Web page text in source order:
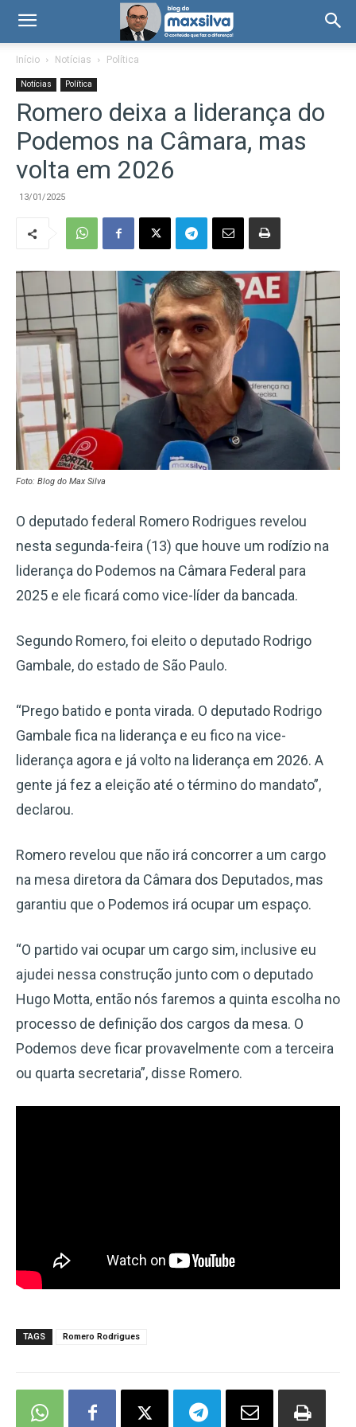
Início Notícias Política
Notícias Política
Romero deixa a liderança do
Podemos na Câmara, mas
volta em 2026
13/01/2025
Foto: Blog do Max Silva
O deputado federal Romero Rodrigues revelou
nesta segunda-feira (13) que houve um rodízio na
liderança do Podemos na Câmara Federal para
2025 e ele ficará como vice-líder da bancada.
Segundo Romero, foi eleito o deputado Rodrigo
Gambale, do estado de São Paulo.
“Prego batido e ponta virada. O deputado Rodrigo
Gambale fica na liderança e eu fico na vice-
liderança agora e já volto na liderança em 2026. A
gente já fez a eleição até o término do mandato”,
declarou.
Romero revelou que não irá concorrer a um cargo
na mesa diretora da Câmara dos Deputados, mas
garantiu que o Podemos irá ocupar um espaço.
“O partido vai ocupar um cargo sim, inclusive eu
ajudei nessa construção junto com o deputado
Hugo Motta, então nós faremos a quinta escolha no
processo de definição dos cargos da mesa. O
Podemos deve ficar provavelmente com a terceira
ou quarta secretaria”, disse Romero.
TAGS Romero Rodrigues